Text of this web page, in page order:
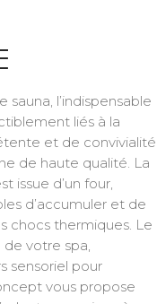
l’indispensable
liés à la
et de convivialité
de haute qualité. La
issue d’un four,
d’accumuler et de
chocs thermiques. Le
votre spa,
sensoriel pour
vous propose